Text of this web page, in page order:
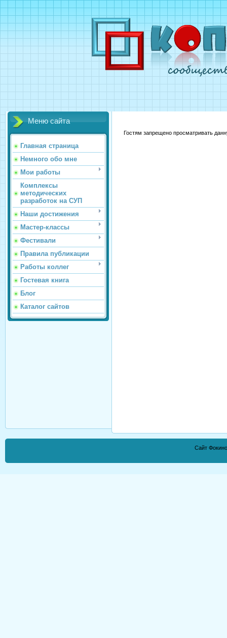
Меню сайта
Главная страница
Немного обо мне
Мои работы
Комплексы
методических
разработок на СУП
Наши достижения
Мастер-классы
Фестивали
Правила публикации
Работы коллег
Гостевая книга
Блог
Каталог сайтов
Гостям запрещено просматривать
Сайт